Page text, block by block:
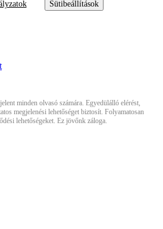
Sütibeállítások
minden olvasó számára. Egyedülálló elérést,
megjelenési lehetőséget biztosít. Folyamatosan
lehetőségeket. Ez jövőnk záloga.